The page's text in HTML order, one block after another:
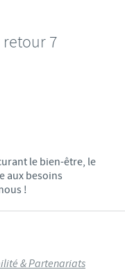
7
le bien-être, le
aux besoins
!
& Partenariats